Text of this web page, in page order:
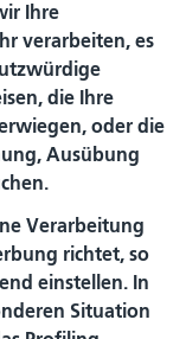
Ihre
verarbeiten, es
die Ihre
oder die
Ausübung
Verarbeitung
richtet, so
einstellen. In
Situation